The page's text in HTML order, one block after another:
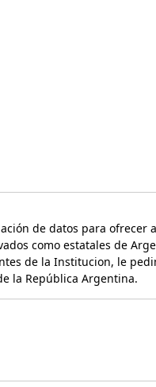
de datos para ofrecer
como estatales de
de la Institucion, le
la República Argentina.